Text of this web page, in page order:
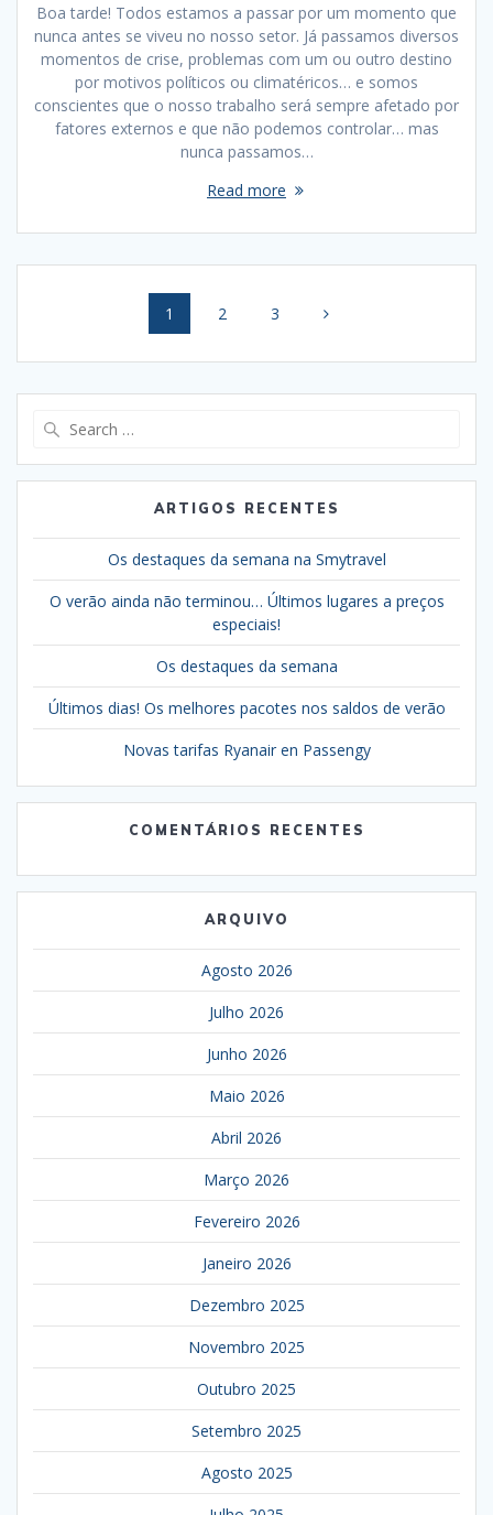
Boa tarde! Todos estamos a passar por um momento que
nunca antes se viveu no nosso setor. Já passamos diversos
momentos de crise, problemas com um ou outro destino
por motivos políticos ou climatéricos… e somos
conscientes que o nosso trabalho será sempre afetado por
fatores externos e que não podemos controlar… mas
nunca passamos…
Read more
navigationPage
1 Page
2 Page
3
ARTIGOS RECENTES
Os destaques da semana na Smytravel
O verão ainda não terminou… Últimos lugares a preços
especiais!
Os destaques da semana
Últimos dias! Os melhores pacotes nos saldos de verão
Novas tarifas Ryanair en Passengy
COMENTÁRIOS RECENTES
ARQUIVO
Agosto 2026
Julho 2026
Junho 2026
Maio 2026
Abril 2026
Março 2026
Fevereiro 2026
Janeiro 2026
Dezembro 2025
Novembro 2025
Outubro 2025
Setembro 2025
Agosto 2025